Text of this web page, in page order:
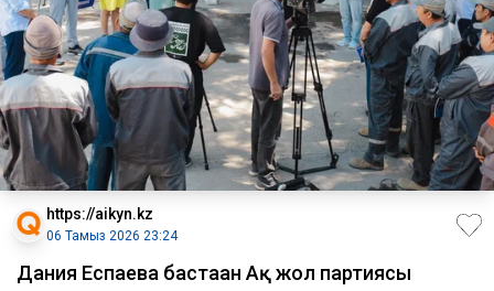
https://aikyn.kz
06 Тамыз 2026 23:24
Дания Еспаева бастаған Ақ жол партиясы